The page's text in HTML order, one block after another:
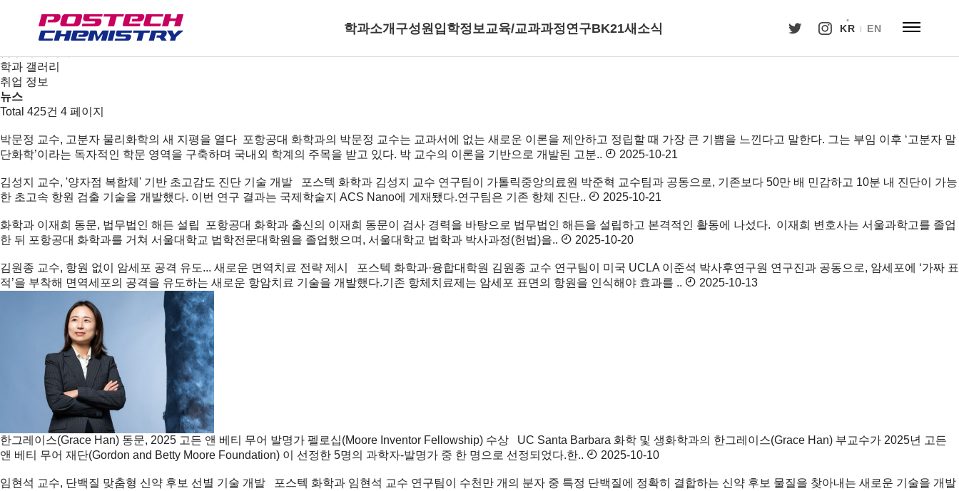
학과소개 구성원입학정보교육/교과과정연구BK21새소식 KR EN
공지사항
학과 갤러리
취업 정보
뉴스
Total 425건 4 페이지
박문정 교수, 고분자 물리화학의 새 지평을 열다 포항공대 화학과의 박문정 교수는 교과서에 없는 새로운 이론을 제안하고 정립할 때 가장 큰 기쁨을 느낀다고 말한다. 그는 부임 이후 ‘고분자 말
단화학’이라는 독자적인 학문 영역을 구축하며 국내외 학계의 주목을 받고 있다. 박 교수의 이론을 기반으로 개발된 고분..
2025-10-21
김성지 교수, '양자점 복합체' 기반 초고감도 진단 기술 개발
포스텍 화학과 김성지 교수 연구팀이 가톨릭중앙의료원 박준혁 교수팀과 공동으로, 기존보다 50만 배 민감하고 10분 내 진단이 가능
한 초고속 항원 검출 기술을 개발했다. 이번 연구 결과는 국제학술지 ACS Nano에 게재됐다.연구팀은 기존 항체 진단..
2025-10-21
화학과 이재희 동문, 법무법인 해든 설립
포항공대 화학과 출신의 이재희 동문이 검사 경력을 바탕으로 법무법인 해든을 설립하고 본격적인 활동에 나섰다. 이재희 변호사는 서울과학고를 졸업
한 뒤 포항공대 화학과를 거쳐 서울대학교 법학전문대학원을 졸업했으며, 서울대학교 법학과 박사과정(헌법)을..
2025-10-20
김원종 교수, 항원 없이 암세포 공격 유도... 새로운 면역치료 전략 제시
포스텍 화학과·융합대학원 김원종 교수 연구팀이 미국 UCLA 이준석 박사후연구원 연구진과 공동으로, 암세포에 ‘가짜 표
적’을 부착해 면역세포의 공격을 유도하는 새로운 항암치료 기술을 개발했다.기존 항체치료제는 암세포 표면의 항원을 인식해야 효과를 ..
2025-10-13
한그레이스(Grace Han) 동문, 2025 고든 앤 베티 무어 발명가 펠로십(Moore Inventor Fellowship) 수상
UC Santa Barbara 화학 및 생화학과의 한그레이스(Grace Han) 부교수가 2025년 고든
앤 베티 무어 재단(Gordon and Betty Moore Foundation) 이 선정한 5명의 과학자-발명가 중 한 명으로 선정되었다.한..
2025-10-10
임현석 교수, 단백질 맞춤형 신약 후보 선별 기술 개발
포스텍 화학과 임현석 교수 연구팀이 수천만 개의 분자 중 특정 단백질에 정확히 결합하는 신약 후보 물질을 찾아내는 새로운 기술을 개발